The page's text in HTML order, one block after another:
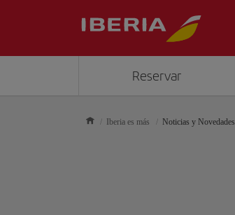
Reservar
Iberia es más Noticias y Novedades